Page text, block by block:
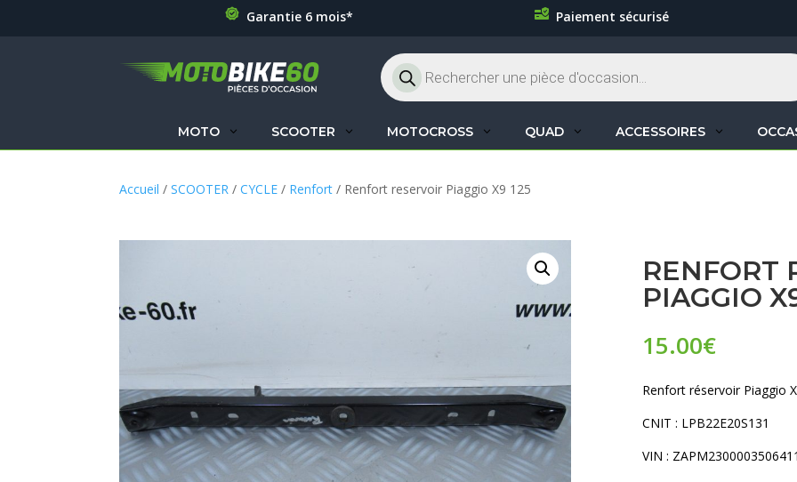
Garantie 6 mois* Paiement sécurisé
Recherche
de
produits
MOTO SCOOTER MOTOCROSS QUAD ACCESSOIRES
Accueil /SCOOTER /CYCLE / Renfort / Renfort reservoir Piaggio X9 125
RENFORT
PIAGGIO
15.00€
Renfort réservoir Piaggio
CNIT : LPB22E20S131
VIN :